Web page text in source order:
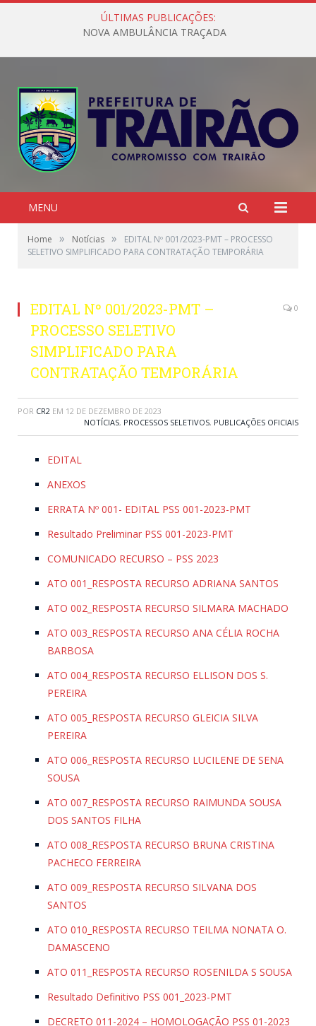
ÚLTIMAS PUBLICAÇÕES:
NOVA AMBULÂNCIA TRAÇADA
MENU
Home » Notícias »
EDITAL Nº 001/2023-PMT – PROCESSO
SELETIVO SIMPLIFICADO PARA CONTRATAÇÃO TEMPORÁRIA
EDITAL Nº 001/2023-PMT –
PROCESSO SELETIVO
SIMPLIFICADO PARA
CONTRATAÇÃO TEMPORÁRIA
0
POR CR2 EM 12 DE DEZEMBRO DE 2023
NOTÍCIAS, PROCESSOS SELETIVOS, PUBLICAÇÕES OFICIAIS
EDITAL
ANEXOS
ERRATA Nº 001- EDITAL PSS 001-2023-PMT
Resultado Preliminar PSS 001-2023-PMT
COMUNICADO RECURSO – PSS 2023
ATO 001_RESPOSTA RECURSO ADRIANA SANTOS
ATO 002_RESPOSTA RECURSO SILMARA MACHADO
ATO 003_RESPOSTA RECURSO ANA CÉLIA ROCHA
BARBOSA
ATO 004_RESPOSTA RECURSO ELLISON DOS S.
PEREIRA
ATO 005_RESPOSTA RECURSO GLEICIA SILVA
PEREIRA
ATO 006_RESPOSTA RECURSO LUCILENE DE SENA
SOUSA
ATO 007_RESPOSTA RECURSO RAIMUNDA SOUSA
DOS SANTOS FILHA
ATO 008_RESPOSTA RECURSO BRUNA CRISTINA
PACHECO FERREIRA
ATO 009_RESPOSTA RECURSO SILVANA DOS
SANTOS
ATO 010_RESPOSTA RECURSO TEILMA NONATA O.
DAMASCENO
ATO 011_RESPOSTA RECURSO ROSENILDA S SOUSA
Resultado Definitivo PSS 001_2023-PMT
DECRETO 011-2024 – HOMOLOGAÇÃO PSS 01-2023